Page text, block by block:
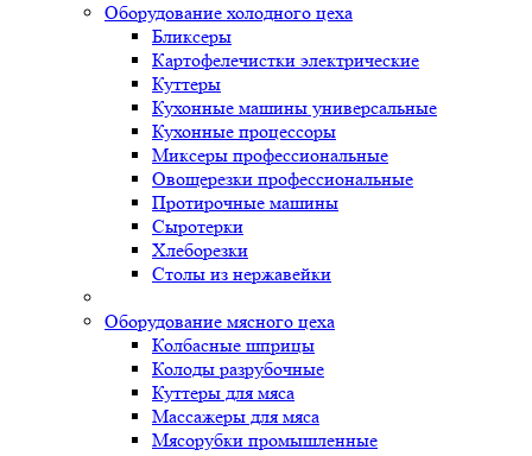
Оборудование холодного цеха
Бликсеры
Картофелечистки электрические
Куттеры
Кухонные машины универсальные
Кухонные процессоры
Миксеры профессиональные
Овощерезки профессиональные
Протирочные машины
Сыротерки
Хлеборезки
Столы из нержавейки
Оборудование мясного цеха
Колбасные шприцы
Колоды разрубочные
Куттеры для мяса
Массажеры для мяса
Мясорубки промышленные